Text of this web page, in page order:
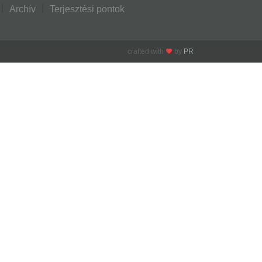
Archív Terjesztési pontok
crafted with by PR